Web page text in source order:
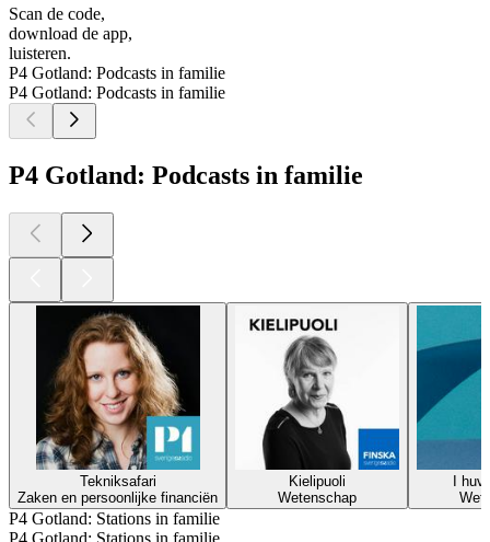
Scan de code,
download de app,
luisteren.
P4 Gotland: Podcasts in familie
P4 Gotland: Podcasts in familie
P4 Gotland: Podcasts in familie
Tekniksafari
Zaken en persoonlijke financiën
Kielipuoli
Wetenschap
I
P4 Gotland: Stations in familie
P4 Gotland: Stations in familie